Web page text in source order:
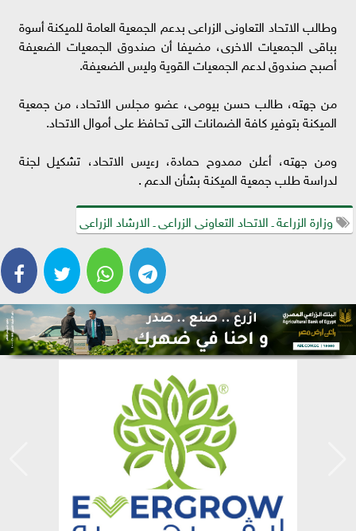
وطالب الاتحاد التعاونى الزراعى بدعم الجمعية العامة للميكنة أسوة
بباقى الجمعيات الاخرى، مضيفا أن صندوق الجمعيات الضعيفة
أصبح صندوق لدعم الجمعيات القوية وليس الضعيفة.
من جهته، طالب حسن بيومى، عضو مجلس الاتحاد، من جمعية
الميكنة بتوفير كافة الضمانات التى تحافظ على أموال الاتحاد.
ومن جهته، أعلن ممدوح حمادة، رءيس الاتحاد، تشكيل لجنة
لدراسة طلب جمعية الميكنة بشأن الدعم .
وزارة الزراعة ـ الاتحاد التعاونى الزراعى ـ الارشاد الزراعى